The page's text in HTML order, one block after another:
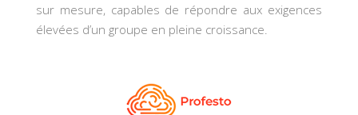
sur mesure, capables de répondre aux exigences
élevées d’un groupe en pleine croissance.